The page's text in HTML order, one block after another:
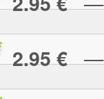
2.95 €—